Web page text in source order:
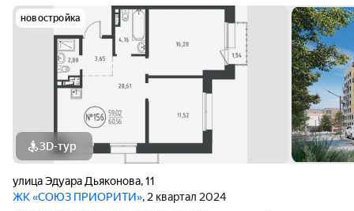
новостройка
3D-тур
улица Эдуара Дьяконова,11
ЖК «СОЮЗ ПРИОРИТИ», 2 квартал 2024